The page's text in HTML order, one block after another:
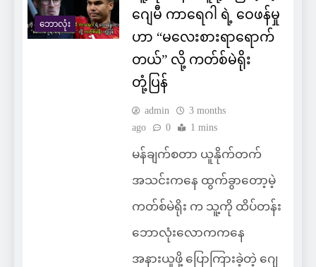
ဘောလုံး
ဂျေမီ ကာရေဂါ ရဲ့ ဝေဖန်မှု
ဟာ “မလေးစားရာရောက်
တယ်” လို့ ကတ်စ်မဲရိုး
တုံ့ပြန်
admin
3 months
ago
0 1 mins
မန်ချက်စတာ ယူနိုက်တက်
အသင်းကနေ ထွက်ခွာတော့မဲ့
ကတ်စ်မဲရိုး က သူ့ကို ထိပ်တန်း
ဘောလုံးလောကကနေ
အနားယူဖို့ ပြောကြားခဲ့တဲ့ ဂျေ